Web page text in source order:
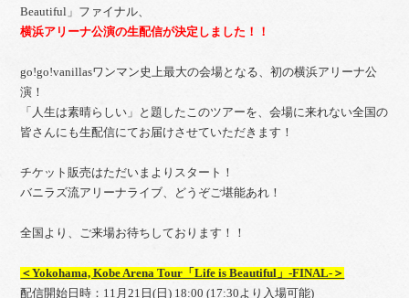
Beautiful」ファイナル、
横浜アリーナ公演の生配信が決定しました！！
go!go!vanillasワンマン史上最大の会場となる、初の横浜アリーナ公
演！
「人生は素晴らしい」と題したこのツアーを、会場に来れない全国の
皆さんにも生配信にてお届けさせていただきます！
チケット販売はただいまよりスタート！
バニラズ流アリーナライブ、どうぞご堪能あれ！
全国より、ご来場お待ちしております！！
＜Yokohama, Kobe Arena Tour「Life is Beautiful」-FINAL-＞
配信開始日時：11月21日(日) 18:00 (17:30より入場可能)